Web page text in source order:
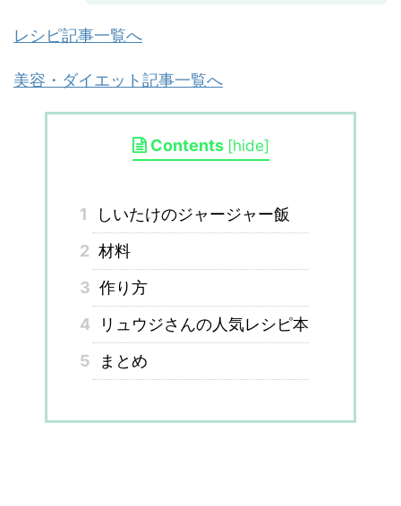
レシピ記事一覧へ
美容・ダイエット記事一覧へ
Contents [hide]
1
しいたけのジャージャー飯
2 材料
3 作り方
4
リュウジさんの人気レシピ本
5
まとめ